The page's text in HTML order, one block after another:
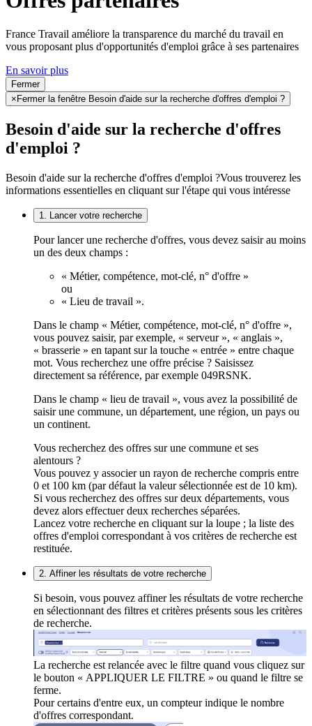
France Travail améliore la transparence du marché du travail en
vous proposant plus d'opportunités d'emploi grâce à ses partenaires
En savoir plus
Fermer
× Fermer la fenêtre Besoin d'aide sur la recherche d'offres d'emploi ?
Besoin d'aide sur la recherche d'offres
d'emploi ?
Besoin d'aide sur la recherche d'offres d'emploi ?Vous trouverez les
informations essentielles en cliquant sur l'étape qui vous intéresse
1. Lancer votre recherche
Pour lancer une recherche d'offres, vous devez saisir au moins
un des deux champs :
« Métier, compétence, mot-clé, n° d'offre »
ou
« Lieu de travail ».
Dans le champ « Métier, compétence, mot-clé, n° d'offre »,
vous pouvez saisir, par exemple, « serveur », « anglais »,
« brasserie » en tapant sur la touche « entrée » entre chaque
mot. Vous recherchez une offre précise ? Saisissez
directement sa référence, par exemple 049RSNK.
Dans le champ « lieu de travail », vous avez la possibilité de
saisir une commune, un département, une région, un pays ou
un continent.
Vous recherchez des offres sur une commune et ses
alentours ?
Vous pouvez y associer un rayon de recherche compris entre
0 et 100 km (par défaut la valeur sélectionnée est de 10 km).
Si vous recherchez des offres sur deux départements, vous
devez alors effectuer deux recherches séparées.
Lancez votre recherche en cliquant sur la loupe ; la liste des
offres d'emploi correspondant à vos critères de recherche est
restituée.
2. Affiner les résultats de votre recherche
Si besoin, vous pouvez affiner les résultats de votre recherche
en sélectionnant des filtres et critères présents sous les critères
de recherche.
La recherche est relancée avec le filtre quand vous cliquez sur
le bouton « APPLIQUER LE FILTRE » ou quand le filtre se
ferme.
Pour certains d'entre eux, un compteur indique le nombre
d'offres correspondant.